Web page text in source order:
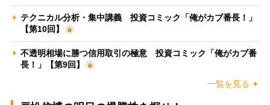
テクニカル分析・集中講義 投資コミック「俺がカブ番長！」
【第10回】
不透明相場に勝つ信用取引の極意 投資コミック「俺がカブ番
長！」【第9回】
一覧を見る